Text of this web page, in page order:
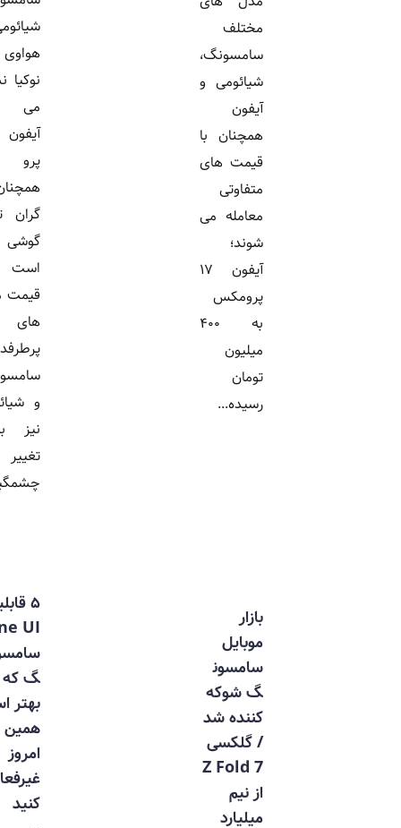
مختلف
سامسونگ،
شیائومی و
آیفون
همچنان با
قیمت های
متفاوتی
معامله می
شوند؛
آیفون ۱۷
پرومکس
میلیون
تومان
رسیده...
شیائومی،
هواوی و
نوکیا نشان
می دهد
آیفون 17
همچنان
گران ترین
گوشی بازار
است و
قیمت مدل
پرطرفدار
سامسونگ
و شیائومی
نیز بدون
تغییر
چشمگیر...
موبایل
سامسون
گ شوکه
کننده شد
/ گلکسی
Z Fold 7
از نیم
میلیارد
۵ قابلیت
One UI
سامسون
گ که
بهتر است
همین
امروز
غیرفعال
کنید